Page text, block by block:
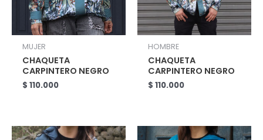
MUJER
CHAQUETA
CARPINTERO NEGRO
$ 110.000
HOMBRE
CHAQUETA
CARPINTERO NEGRO
$ 110.000